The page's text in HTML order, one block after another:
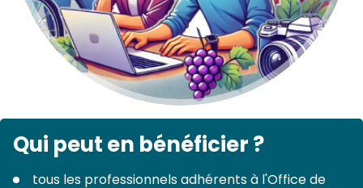
Qui peut en bénéficier ?
tous les professionnels adhérents à l'Office de